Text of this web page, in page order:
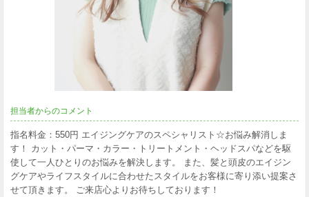
担当者からのコメント
指名料金：550円 エイジングケアのスペシャリスト☆お悩み解消しま
す！ カット・パーマ・カラー・トリートメント・ヘッドスパなどを駆
使して一人ひとりのお悩みを解決します。 また、髪と頭皮のエイジン
グケアやライフスタイルに合わせたスタイルをお客様に寄り添い提案さ
せて頂きます。 ご来店心よりお待ちしております！